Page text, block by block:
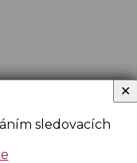
sledovacích
✕